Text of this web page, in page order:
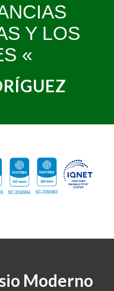
Y LOS
«
Moderno